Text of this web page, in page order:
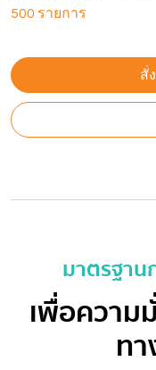
500 รายการ
สั่
มาตรฐาน
เพื่อความ
ท